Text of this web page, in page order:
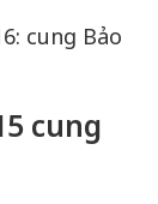
cung Bảo
cung